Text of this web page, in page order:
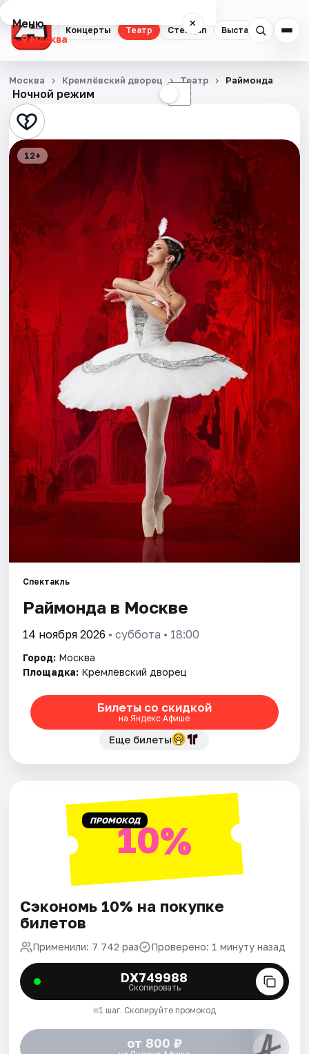
Концерты Театр Стендап Выставки
Меню ×
Москва
Концерты
Театр
Стендап
Выставки
Экскурсии
Спорт
События
Города
Площадки
Артисты
Рейтинги
Ночной режим ☾
Москва Кремлёвский дворец Театр Раймонда
12+
Спектакль
Раймонда в Москве
14 ноября 2026 • суббота • 18:00
Город: Москва
Площадка: Кремлёвский дворец
Билеты со скидкой
на Яндекс Афише
Еще билеты
ПРОМОКОД10%
Сэкономь 10% на покупке
билетов
Применили: 7 742 раз Проверено: 1 минуту назад
DX749988
Скопировать
1 шаг. Скопируйте промокод
от 800 ₽